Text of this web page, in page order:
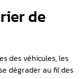
de
des véhicules, les
dégrader au fil des